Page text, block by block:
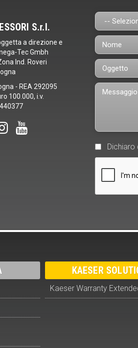
S.r.l.
a direzione e
Tec Gmbh
Ind. Roveri
- REA 292095
100.000, i.v.
Instagram
YouTube
KAESER
Kaeser Warranty